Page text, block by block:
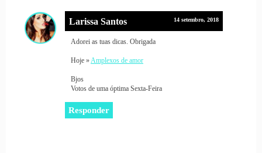
Larissa Santos 14 setembro, 2018
Adorei as tuas dicas. Obrigada
Hoje » Amplexos de amor
Bjos
Votos de uma óptima Sexta-Feira
Responder